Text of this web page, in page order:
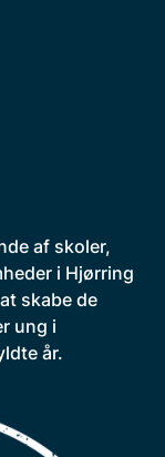
af skoler,
i Hjørring
skabe de
ung i
år.